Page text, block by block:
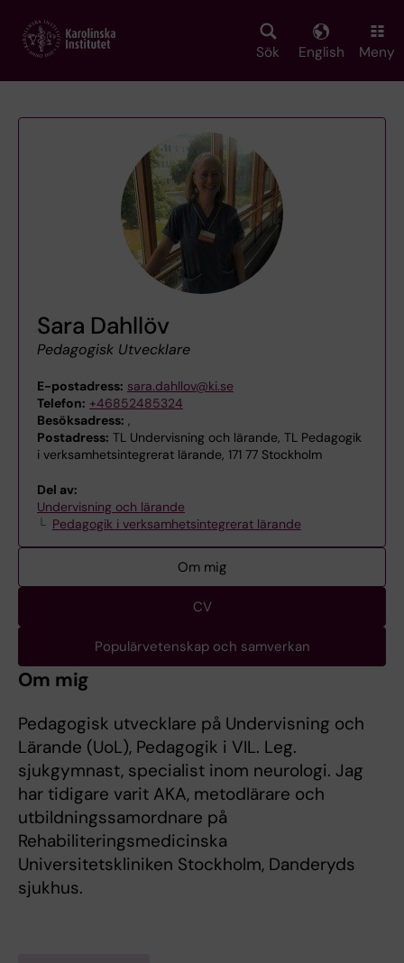
main
Sök English Meny
Sara Dahllöv
Pedagogisk Utvecklare
E-postadress: sara.dahllov@ki.se
Telefon: +46852485324
Besöksadress: ,
Postadress: TL Undervisning och lärande, TL Pedagogik
i verksamhetsintegrerat lärande, 171 77 Stockholm
Del av:
Undervisning och lärande
Pedagogik i verksamhetsintegrerat lärande
Om mig
CV
Populärvetenskap och samverkan
Om mig
Pedagogisk utvecklare på Undervisning och
Lärande (UoL), Pedagogik i VIL. Leg.
sjukgymnast, specialist inom neurologi. Jag
har tidigare varit AKA, metodlärare och
utbildningssamordnare på
Rehabiliteringsmedicinska
Universitetskliniken Stockholm, Danderyds
sjukhus.